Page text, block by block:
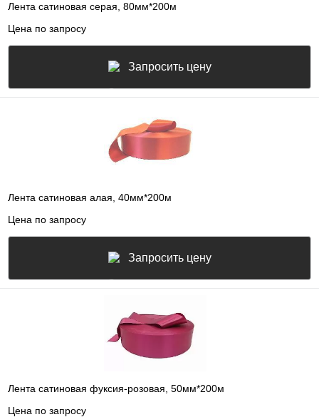
Лента сатиновая серая, 80мм*200м
Цена по запросу
Запросить цену
Лента сатиновая алая, 40мм*200м
Цена по запросу
Запросить цену
Лента сатиновая фуксия-розовая, 50мм*200м
Цена по запросу